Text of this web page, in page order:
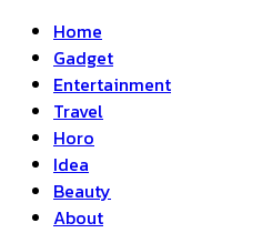
Home
Gadget
Entertainment
Travel
Horo
Idea
Beauty
About